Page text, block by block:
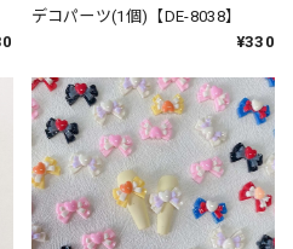
デコパーツ(1個)【DE-8038】
¥330